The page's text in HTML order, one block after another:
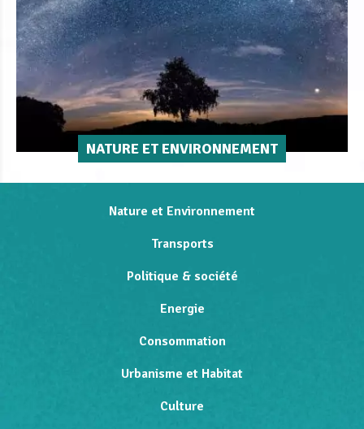
NATURE ET ENVIRONNEMENT
Nature et Environnement
Transports
Politique & société
Energie
Consommation
Urbanisme et Habitat
Culture